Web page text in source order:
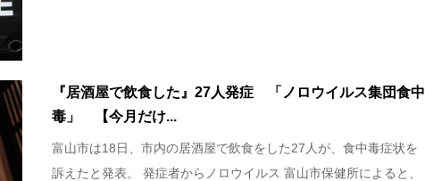
『居酒屋で飲食した』27人発症 「ノロウイルス集団食中
毒」 【今月だけ...
富山市は18日、市内の居酒屋で飲食をした27人が、食中毒症状を
訴えたと発表。 発症者からノロウイルス 富山市保健所によると、